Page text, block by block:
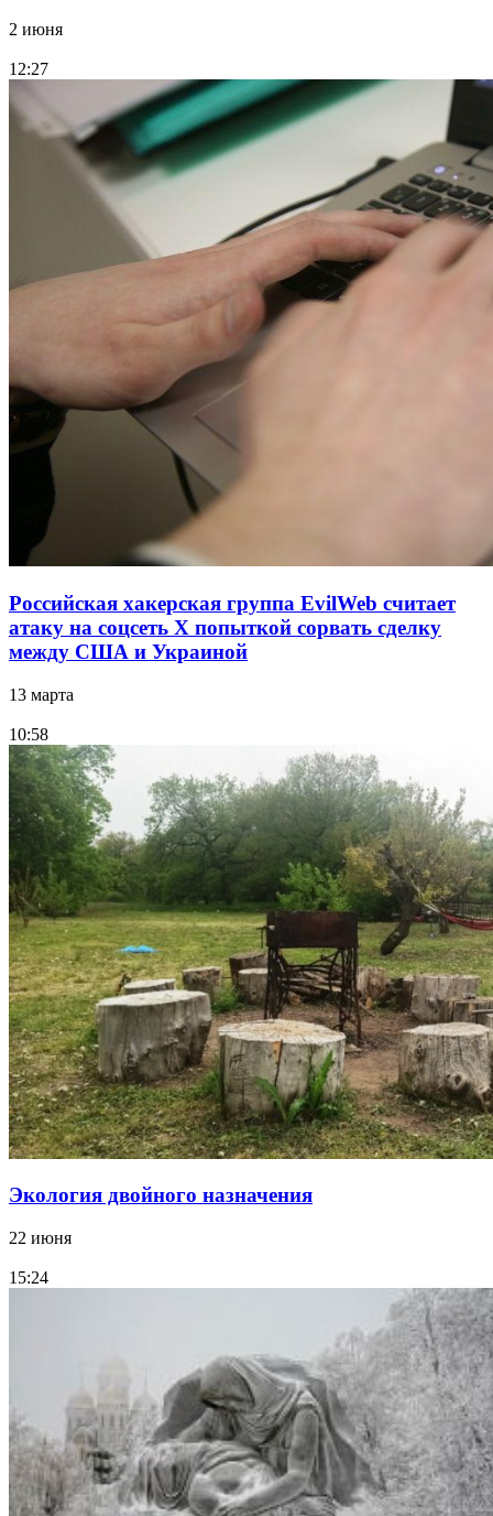
2 июня
12:27
Российская хакерская группа EvilWeb считает
атаку на соцсеть Х попыткой сорвать сделку
между США и Украиной
13 марта
10:58
Экология двойного назначения
22 июня
15:24